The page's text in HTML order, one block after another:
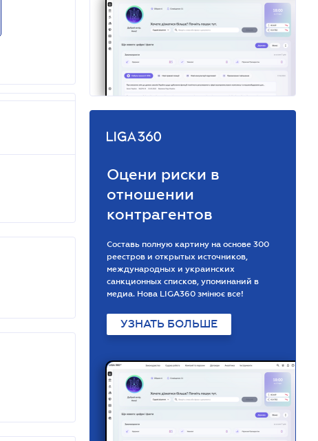
Оцени риски в
отношении
контрагентов
Составь полную картину на основе 300
реестров и открытых источников,
международных и украинских
санкционных списков, упоминаний в
медиа. Нова LIGA360 змінює все!
УЗНАТЬ БОЛЬШЕ